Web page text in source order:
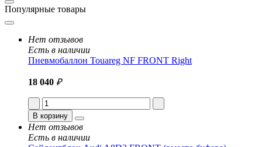
Популярные товары
Нет отзывов
Есть в наличии
Пневмобаллон Touareg NF FRONT Right
18 040 ₽
В корзину
Нет отзывов
Есть в наличии